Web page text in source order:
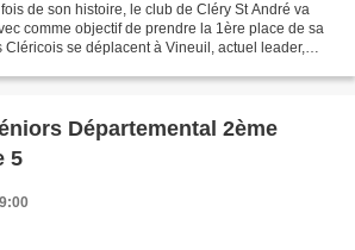
de son histoire, le club de Cléry St André va
comme objectif de prendre la 1ère place de sa
Cléricois se déplacent à Vineuil, actuel leader,
Départemental 2ème
5